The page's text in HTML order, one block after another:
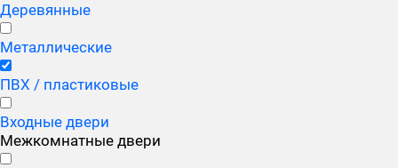
Деревянные
Металлические
ПВХ / пластиковые
Входные двери
Межкомнатные двери